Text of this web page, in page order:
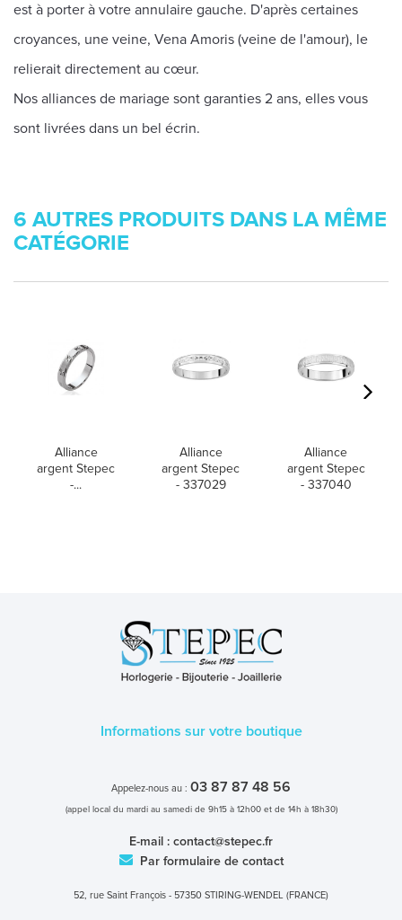
est à porter à votre annulaire gauche. D'après certaines
croyances, une veine, Vena Amoris (veine de l'amour), le
relierait directement au cœur.
Nos alliances de mariage sont garanties 2 ans, elles vous
sont livrées dans un bel écrin.
6 AUTRES PRODUITS DANS LA MÊME
CATÉGORIE
Alliance
argent Stepec
-...
Alliance
argent Stepec
- 337029
Alliance
argent Stepec
- 337040
Informations sur votre boutique
Appelez-nous au : 03 87 87 48 56
(appel local du mardi au samedi de 9h15 à 12h00 et de 14h à 18h30)
E-mail : contact@stepec.fr
Par formulaire de contact
52, rue Saint François - 57350 STIRING-WENDEL (FRANCE)